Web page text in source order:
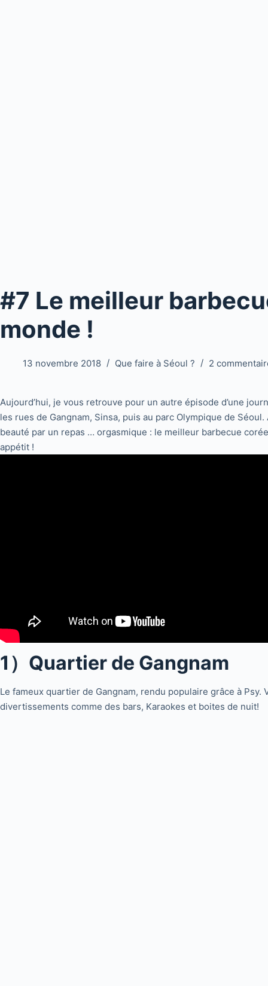
#7 Le meilleur
monde !
13 novembre 2018 Que faire à Séoul ? 2
Aujourd’hui, je vous retrouve pour un autre épisode d’une
les rues de Gangnam, Sinsa, puis au parc Olympique de
beauté par un repas … orgasmique : le meilleur barbecue
appétit !
1）Quartier de Gangnam
Le fameux quartier de Gangnam, rendu populaire grâce à
divertissements comme des bars, Karaokes et boites de nuit!